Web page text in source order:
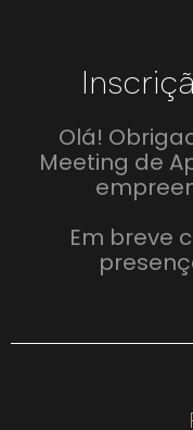
Olá!
Meeting de
Em breve